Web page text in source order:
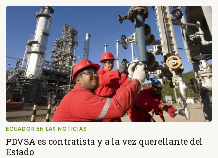
ECUADOR EN LAS NOTICIAS
PDVSA es contratista y a la vez querellante del
Estado